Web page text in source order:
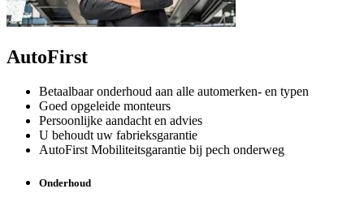
AutoFirst
Betaalbaar onderhoud aan alle automerken- en typen
Goed opgeleide monteurs
Persoonlijke aandacht en advies
U behoudt uw fabrieksgarantie
AutoFirst Mobiliteitsgarantie bij pech onderweg
Onderhoud